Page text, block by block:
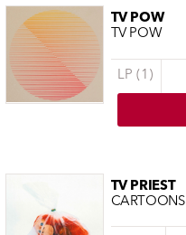
TV POW
TV POW
LP (1)
TV PRIEST
CARTOONS